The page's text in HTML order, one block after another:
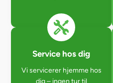
Service hos dig
Vi servicerer hjemme hos
dig – ingen tur til